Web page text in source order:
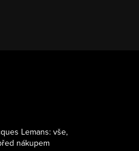
Lemans: vše,
nákupem